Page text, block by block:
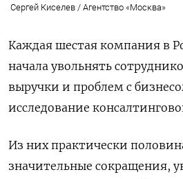
Сергей Киселев / Агентство «Москва»
Каждая шестая компания в
начала увольнять
выручки и проблем с
исследование
Из них практически
значительные сокращения,